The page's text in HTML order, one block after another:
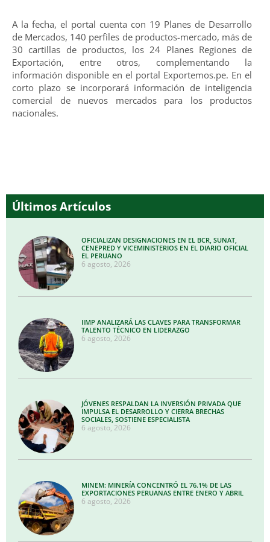
A la fecha, el portal cuenta con 19 Planes de Desarrollo
de Mercados, 140 perfiles de productos-mercado, más de
30 cartillas de productos, los 24 Planes Regiones de
Exportación, entre otros, complementando la
información disponible en el portal Exportemos.pe. En el
corto plazo se incorporará información de inteligencia
comercial de nuevos mercados para los productos
nacionales.
Últimos Artículos
OFICIALIZAN DESIGNACIONES EN EL BCR, SUNAT,
CENEPRED Y VICEMINISTERIOS EN EL DIARIO OFICIAL
EL PERUANO
6 agosto, 2026
IIMP ANALIZARÁ LAS CLAVES PARA TRANSFORMAR
TALENTO TÉCNICO EN LIDERAZGO
6 agosto, 2026
JÓVENES RESPALDAN LA INVERSIÓN PRIVADA QUE
IMPULSA EL DESARROLLO Y CIERRA BRECHAS
SOCIALES, SOSTIENE ESPECIALISTA
6 agosto, 2026
MINEM: MINERÍA CONCENTRÓ EL 76.1% DE LAS
EXPORTACIONES PERUANAS ENTRE ENERO Y ABRIL
6 agosto, 2026